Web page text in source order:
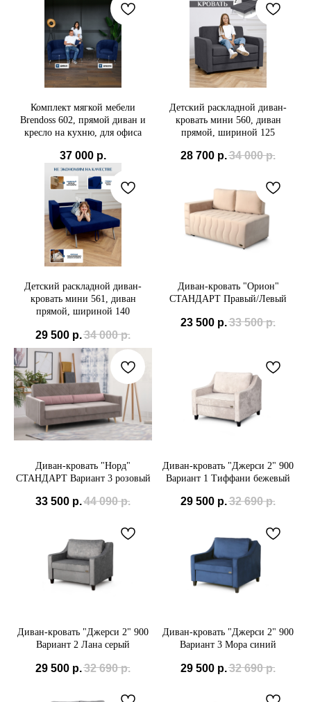
Комплект мягкой мебели
Brendoss 602, прямой диван и
кресло на кухню, для офиса
37 000 р.
Детский раскладной диван-
кровать мини 560, диван
прямой, шириной 125
28 700 р.34 000 р.
Детский раскладной диван-
кровать мини 561, диван
прямой, шириной 140
29 500 р.34 000 р.
Диван-кровать "Орион"
СТАНДАРТ Правый/Левый
23 500 р.33 500 р.
Диван-кровать "Норд"
СТАНДАРТ Вариант 3 розовый
33 500 р.44 090 р.
Диван-кровать "Джерси 2" 900
Вариант 1 Тиффани бежевый
29 500 р.32 690 р.
Диван-кровать "Джерси 2" 900
Вариант 2 Лана серый
29 500 р.32 690 р.
Диван-кровать "Джерси 2" 900
Вариант 3 Мора синий
29 500 р.32 690 р.